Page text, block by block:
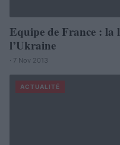
Equipe de France : la
l’Ukraine
· 7 Nov 2013
ACTUALITÉ